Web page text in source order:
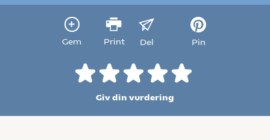
Gem Print Del Pin
Giv din vurdering